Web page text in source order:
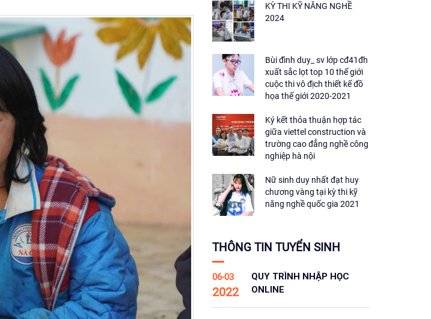
KỲ THI KỸ NĂNG NGHỀ
2024
Bùi đình duy_ sv lớp cđ41đh
xuất sắc lọt top 10 thế giới
cuộc thi vô địch thiết kế đồ
họa thế giới 2020-2021
Ký kết thỏa thuận hợp tác
giữa viettel construction và
trường cao đẳng nghề công
nghiệp hà nội
Nữ sinh duy nhất đạt huy
chương vàng tại kỳ thi kỹ
năng nghề quốc gia 2021
THÔNG TIN TUYỂN SINH
06-03
2022
QUY TRÌNH NHẬP HỌC
ONLINE